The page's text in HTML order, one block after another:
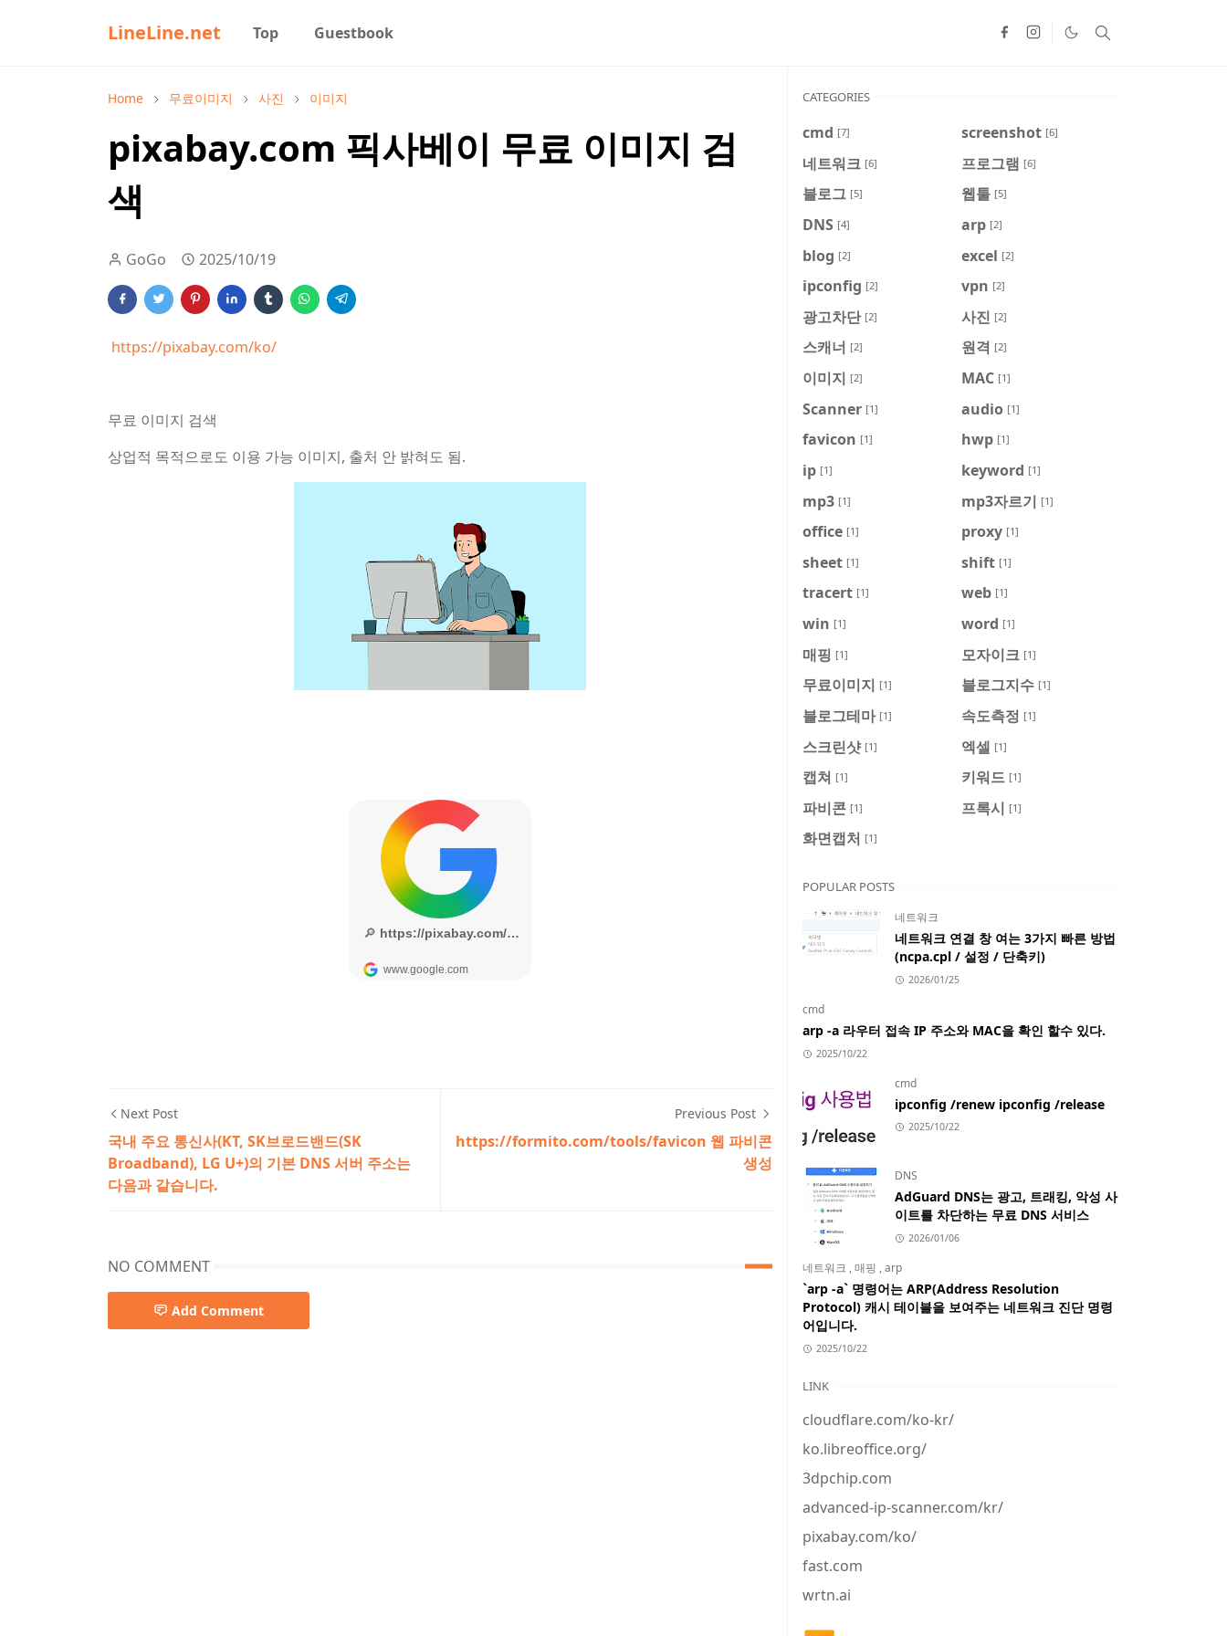
LineLine.net Top Guestbook
Home 무료이미지 사진 이미지
pixabay.com 픽사베이 무료 이미지 검
색
GoGo 2025/10/19
https://pixabay.com/ko/
무료 이미지 검색
상업적 목적으로도 이용 가능 이미지, 출처 안 밝혀도 됨.
Next Post
국내 주요 통신사(KT, SK브로드밴드(SK
Broadband), LG U+)의 기본 DNS 서버 주소는
다음과 같습니다.
Previous Post
https://formito.com/tools/favicon 웹 파비콘
생성
NO COMMENT
Add Comment
CATEGORIES
cmd [7] screenshot [6]
네트워크 [6] 프로그램 [6]
블로그 [5] 웹툴 [5]
DNS [4] arp [2]
blog [2] excel [2]
ipconfig [2] vpn [2]
광고차단 [2] 사진 [2]
스캐너 [2] 원격 [2]
이미지 [2] MAC [1]
Scanner [1] audio [1]
favicon [1] hwp [1]
ip [1] keyword [1]
mp3 [1] mp3자르기 [1]
office [1] proxy [1]
sheet [1] shift [1]
tracert [1] web [1]
win [1] word [1]
매핑 [1] 모자이크 [1]
무료이미지 [1] 블로그지수 [1]
블로그테마 [1] 속도측정 [1]
스크린샷 [1] 엑셀 [1]
캡쳐 [1] 키워드 [1]
파비콘 [1] 프록시 [1]
화면캡처 [1]
POPULAR POSTS
네트워크
네트워크 연결 창 여는 3가지 빠른 방법
(ncpa.cpl / 설정 / 단축키)
2026/01/25
cmd
arp -a 라우터 접속 IP 주소와 MAC을 확인 할수 있다.
2025/10/22
cmd
ipconfig /renew ipconfig /release
2025/10/22
DNS
AdGuard DNS는 광고, 트래킹, 악성 사
이트를 차단하는 무료 DNS 서비스
2026/01/06
네트워크 ,매핑 ,arp
`arp -a` 명령어는 ARP(Address Resolution
Protocol) 캐시 테이블을 보여주는 네트워크 진단 명령
어입니다.
2025/10/22
LINK
cloudflare.com/ko-kr/
ko.libreoffice.org/
3dpchip.com
advanced-ip-scanner.com/kr/
pixabay.com/ko/
fast.com
wrtn.ai